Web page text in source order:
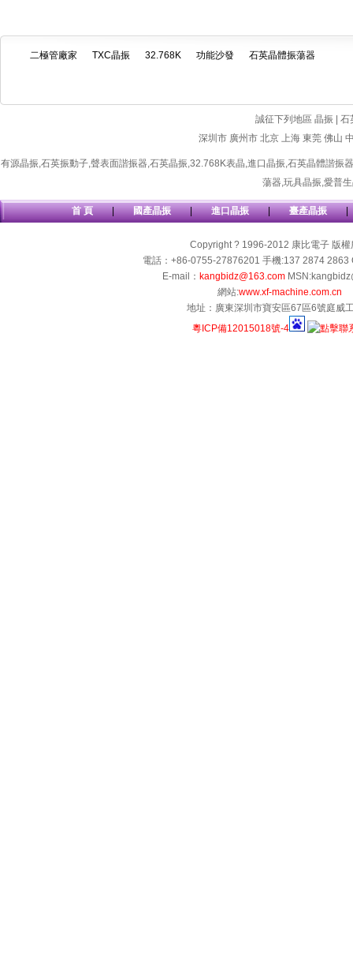
二極管廠家 TXC晶振 32.768K 功能沙發 石英晶體振蕩器
誠征下列地區 晶振 |
深圳市 廣州市 北京 上海 東莞 佛山
有源晶振,石英振動子,聲表面諧振器,石英晶振,32.768K表晶,進口晶振,石英晶體諧振器
蕩器,玩具晶振,愛普
首 頁 | 國產晶振 | 進口晶振 | 臺產晶振 |
Copyright ? 1996-2012 康比電子 版權
電話：+86-0755-27876201 手機:137 2874 2863
E-mail： kangbidz@163.com
網站:www.xf-machine.com.cn
地址：廣東深圳市寶安區67區6號庭威
粵ICP備12015018號-4